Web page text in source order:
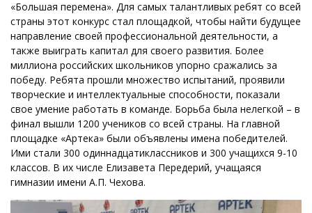
«Большая перемена». Для самых талантливых ребят со всей
страны этот конкурс стал площадкой, чтобы найти будущее
направление своей профессиональной деятельности, а
также выиграть капитал для своего развития. Более
миллиона российских школьников упорно сражались за
победу. Ребята прошли множество испытаний, проявили
творческие и интеллектуальные способности, показали
свое умение работать в команде. Борьба была нелегкой – в
финал вышли 1200 учеников со всей страны. На главной
площадке «Артека» были объявлены имена победителей.
Ими стали 300 одиннадцатиклассников и 300 учащихся 9-10
классов. В их числе Елизавета Передерий, учащаяся
гимназии имени А.П. Чехова.